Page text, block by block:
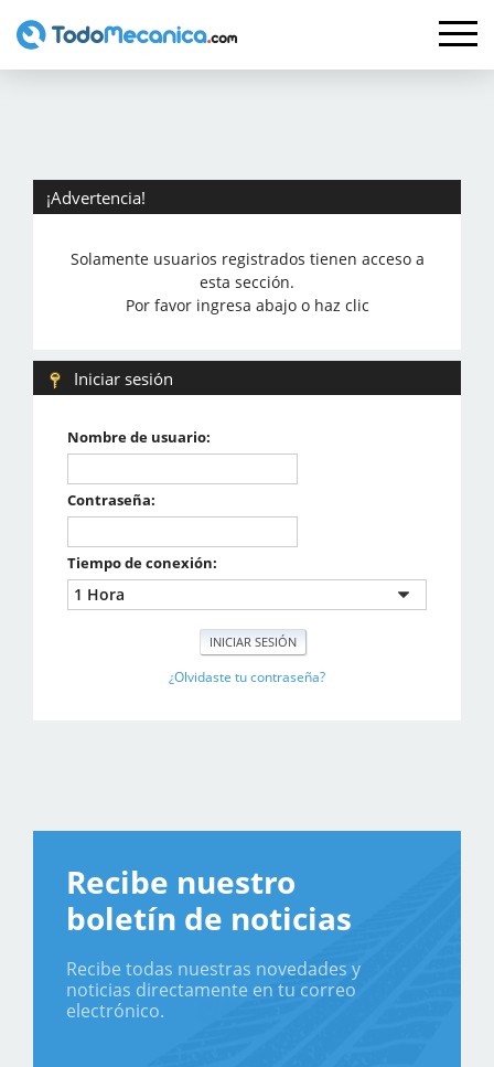
¡Advertencia!
Solamente usuarios registrados tienen acceso a
esta sección.
Por favor ingresa abajo o haz clic
Iniciar sesión
Nombre de usuario:
Contraseña:
Tiempo de conexión:
¿Olvidaste tu contraseña?
Recibe nuestro
boletín de noticias
Recibe todas nuestras novedades y
noticias directamente en tu correo
electrónico.